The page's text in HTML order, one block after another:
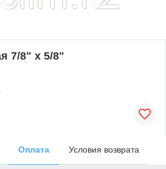
7/8" х 5/8"
Оплата Условия возврата